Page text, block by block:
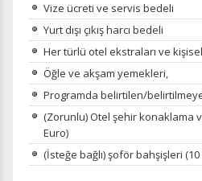
Vize ücreti ve servis bedeli
Yurt dışı çıkış harcı bedeli
Her türlü otel ekstraları ve
Öğle ve akşam yemekleri,
Programda belirtilen/
(Zorunlu) Otel şehir konaklama
Euro)
(İsteğe bağlı) şoför bahşişleri (10